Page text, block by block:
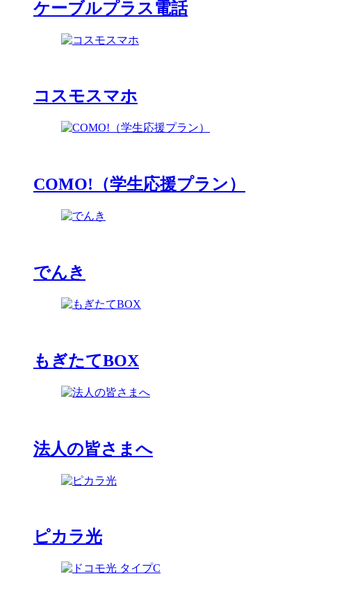
ケーブルプラス電話
コスモスマホ
COMO!（学生応援プラン）
でんき
もぎたてBOX
法人の皆さまへ
ピカラ光